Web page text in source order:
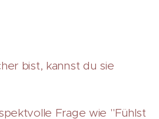
bist, kannst du sie
Frage wie "Fühlst